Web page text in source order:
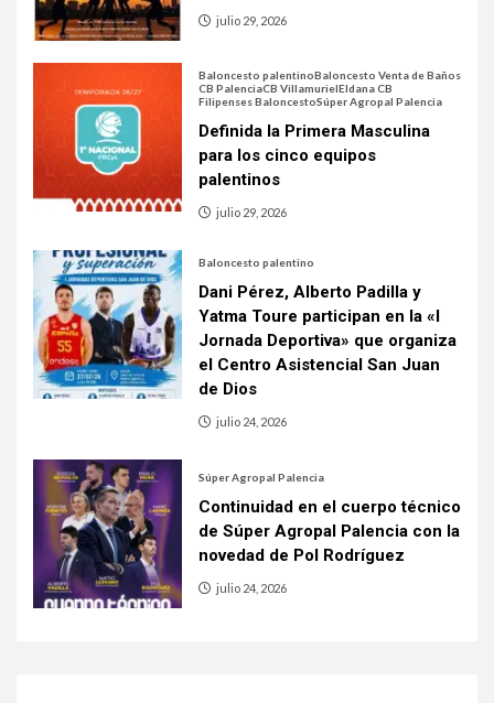
julio 29, 2026
Baloncesto palentinoBaloncesto Venta de Baños
CB PalenciaCB VillamurielEldana CB
Filipenses BaloncestoSúper Agropal Palencia
Definida la Primera Masculina
para los cinco equipos
palentinos
julio 29, 2026
Baloncesto palentino
Dani Pérez, Alberto Padilla y
Yatma Toure participan en la «I
Jornada Deportiva» que organiza
el Centro Asistencial San Juan
de Dios
julio 24, 2026
Súper Agropal Palencia
Continuidad en el cuerpo técnico
de Súper Agropal Palencia con la
novedad de Pol Rodríguez
julio 24, 2026